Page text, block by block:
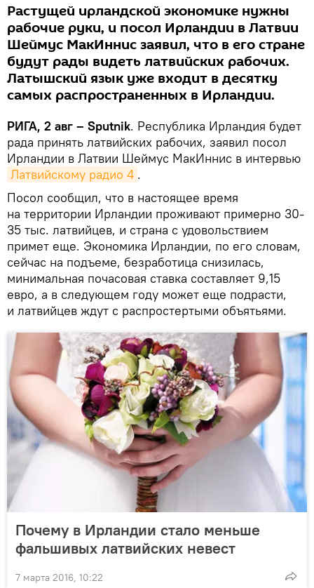
Растущей ирландской экономике нужны
рабочие руки, и посол Ирландии в Латвии
Шеймус МакИннис заявил, что в его стране
будут рады видеть латвийских рабочих.
Латышский язык уже входит в десятку
самых распространенных в Ирландии.
РИГА, 2 авг – Sputnik. Республика Ирландия будет
рада принять латвийских рабочих, заявил посол
Ирландии в Латвии Шеймус МакИннис в интервью
Латвийскому радио 4 .
Посол сообщил, что в настоящее время
на территории Ирландии проживают примерно 30-
35 тыс. латвийцев, и страна с удовольствием
примет еще. Экономика Ирландии, по его словам,
сейчас на подъеме, безработица снизилась,
минимальная почасовая ставка составляет 9,15
евро, а в следующем году может еще подрасти,
и латвийцев ждут с распростертыми объятьями.
Почему в Ирландии стало меньше
фальшивых латвийских невест
7 марта 2016, 10:22